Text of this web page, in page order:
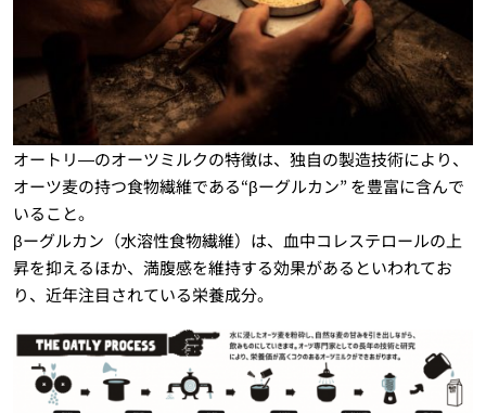
オートリ―のオーツミルクの特徴は、独自の製造技術により、
オーツ麦の持つ食物繊維である“βーグルカン” を豊富に含んで
いること。
βーグルカン（水溶性食物繊維）は、血中コレステロールの上
昇を抑えるほか、満腹感を維持する効果があるといわれてお
り、近年注目されている栄養成分。